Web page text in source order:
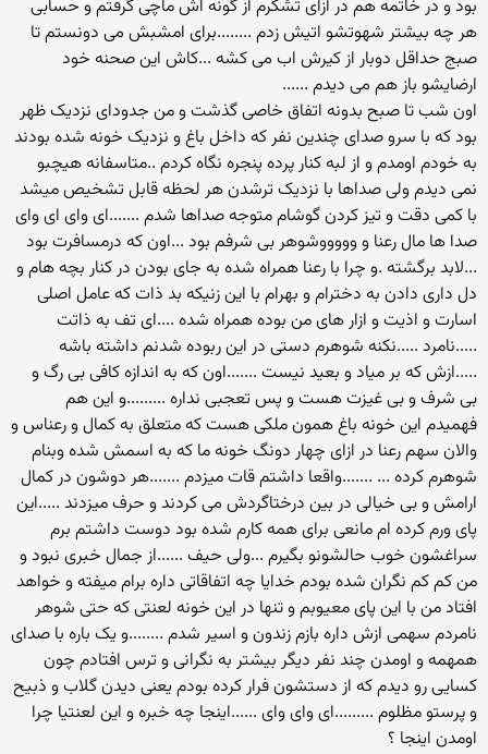
بود و در خاتمه هم در ازای تشکرم از گونه اش ماچی گرفتم و حسابی
هر چه بیشتر شهوتشو اتیش زدم ........برای امشبش می دونستم تا
صبج حداقل دوبار از کیرش اب می کشه ...کاش این صحنه خود
ارضایشو باز هم می دیدم ......
اون شب تا صبح بدونه اتفاق خاصی گذشت و من جدودای نزدیک ظهر
بود که با سرو صدای چندین نفر که داخل باغ و نزدیک خونه شده بودند
به خودم اومدم و از لبه کنار پرده پنجره نگاه کردم ..متاسفانه هیچبو
نمی دیدم ولی صداها با نزدیک ترشدن هر لحظه قابل تشخیص میشد
با کمی دقت و تیز کردن گوشام متوجه صداها شدم .......ای وای ای وای
صدا ها مال رعنا و وووووشوهر بی شرفم بود ...اون که درمسافرت بود
...لابد برگشته .و چرا با رعنا همراه شده به جای بودن در کنار بچه هام و
دل داری دادن به دخترام و بهرام با این زنیکه بد ذات که عامل اصلی
اسارت و اذیت و ازار های من بوده همراه شده ....ای تف به ذاتت
.....نامرد .....نکنه شوهرم دستی در این ربوده شدنم داشته باشه
.....ازش که بر میاد و بعید نیست .......اون که به اندازه کافی بی رگ و
بی شرف و بی غیزت هست و پس تعجبی نداره .........و این هم
فهمیدم این خونه باغ همون ملکی هست که متعلق به کمال و رعناس و
والان سهم رعنا در ازای چهار دونگ خونه ما که به اسمش شده وبنام
شوهرم کرده ... .......واقعا داشتم قات میزدم .......هر دوشون در کمال
ارامش و بی خیالی در بین درختاگردش می کردند و حرف میزدند .....این
پای ورم کرده ام مانعی برای همه کارم شده بود دوست داشتم برم
سراغشون خوب حالشونو بگیرم ...ولی حیف ......از جمال خبری نبود و
من کم کم نگران شده بودم خدایا چه اتفاقاتی داره برام میفته و خواهد
افتاد من با این پای معیوبم و تنها در این خونه لعنتی که حتی شوهر
نامردم سهمی ازش داره بازم زندون و اسیر شدم ........و یک باره با صدای
همهمه و اومدن چند نفر دیگر بیشتر به نگرانی و ترس افتادم چون
کسایی رو دیدم که از دستشون فرار کرده بودم یعنی دیدن گلاب و ذبیح
و پرستو مظلوم .........ای وای وای ......اینجا چه خبره و این لعنتیا چرا
اومدن اینجا ؟